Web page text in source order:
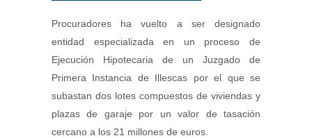
Procuradores ha vuelto a ser designado
entidad especializada en un proceso de
Ejecución Hipotecaria de un Juzgado de
Primera Instancia de Illescas por el que se
subastan dos lotes compuestos de viviendas y
plazas de garaje por un valor de tasación
cercano a los 21 millones de euros.